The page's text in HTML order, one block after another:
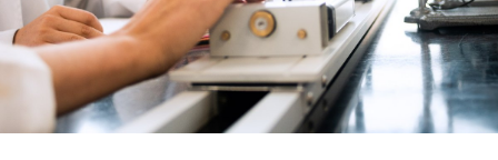
Busca en la escuela
¿Qué buscas?